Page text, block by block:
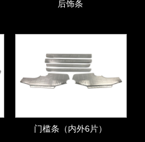
后饰条
门槛条（内外6片）